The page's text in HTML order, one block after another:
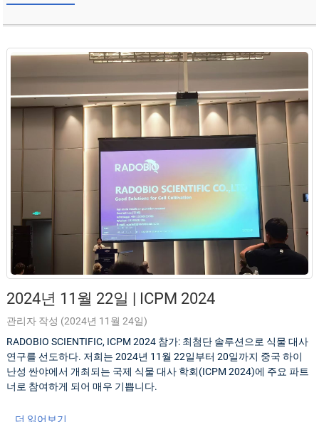
2024년 11월 22일 | ICPM 2024
관리자 작성 (2024년 11월 24일)
RADOBIO SCIENTIFIC, ICPM 2024 참가: 최첨단 솔루션으로 식물 대사
연구를 선도하다. 저희는 2024년 11월 22일부터 20일까지 중국 하이
난성 싼야에서 개최되는 국제 식물 대사 학회(ICPM 2024)에 주요 파트
너로 참여하게 되어 매우 기쁩니다.
더 읽어보기